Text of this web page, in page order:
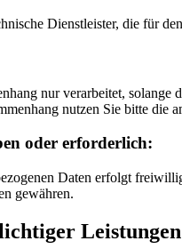
Dienstleister, die für
nur verarbeitet,
nutzen Sie bitte die
oder erforderlich:
Daten erfolgt
gewähren.
Leistungen